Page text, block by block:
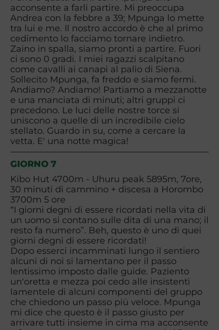
acconsente a farli partire. Mi preoccupa
Andrea con la febbre a 39; Mpunga lo mette
tra lui e me. Il nostro accordo è che al primo
cedimento lo facciamo tornare indietro.
Zaino in spalla, siamo pronti a partire. Fuori
ci sono 0 gradi. I miei ragazzi scalpitano
come cavalli ai canapi al palio di Siena.
Sollecito Mpunga, fa freddo e siamo fermi.
Andiamo? Andiamo! Partiamo a mezzanotte
e una manciata di minuti; altri gruppi ci
precedono. Le luci delle nostre torce si
uniscono a quelle di un incredibile cielo
stellato. Guardo in su, come a cercare la
vetta. E' una notte magica!
GIORNO 7
Kibo Hut 4700m - Uhuru peak 5895m, 7ore,
30 minuti di cammino + discesa a Horombo
3700m 5 ore
“I giorni degni di essere ricordati nella vita di
un uomo si contano sulle dita di una mano; il
resto fa numero”. Beh, questo è uno di quei
giorni degni di essere ricordati!
Dopo esserci incamminati lungo il sentiero
alcuni di noi si lamentano per il passo
lentissimo imposto dalle guide. Paziento
un'oretta e mezza poi cedo alle insistenti
lamentele di alcuni componenti del gruppo
che chiedono un passo più veloce. Mpunga
mi dice che questo è il passo giusto per
arrivare tutti insieme in cima ma acconsente